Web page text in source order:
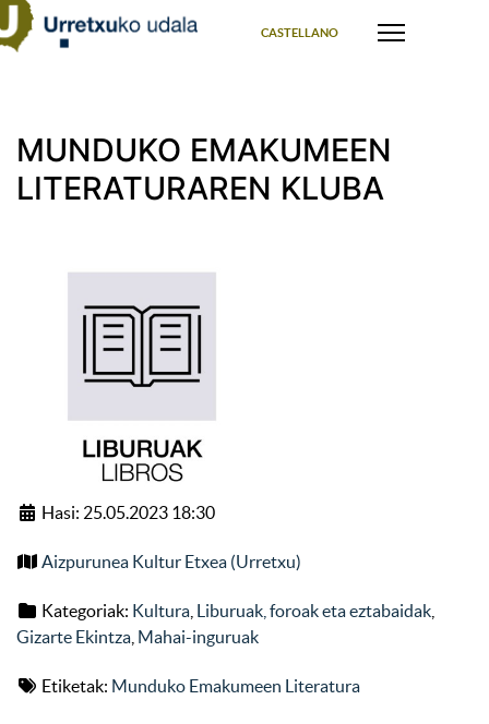
CASTELLANO
MUNDUKO EMAKUMEEN
LITERATURAREN KLUBA
Hasi: 25.05.2023 18:30
Aizpurunea Kultur Etxea (Urretxu)
Kategoriak: Kultura Liburuak, foroak eta eztabaidak
Gizarte Ekintza Mahai-inguruak
Etiketak: Munduko Emakumeen Literatura